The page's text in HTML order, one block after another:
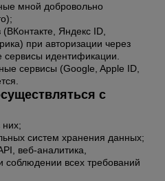
для
работы с
бетонных
работ
мной добровольно
Яндекс ID,
при авторизации через
сервисы идентификации.
сервисы (Google, Apple ID,
с
них;
систем хранения данных;
веб-аналитика,
соблюдении всех требований